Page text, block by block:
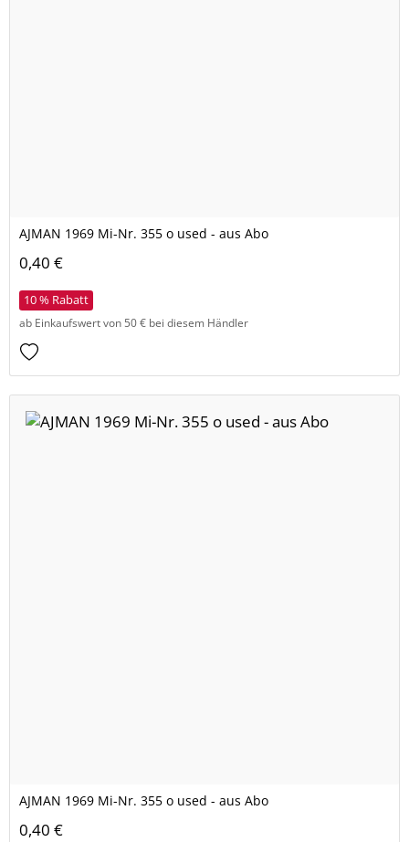
AJMAN 1969 Mi-Nr. 355 o used - aus Abo
0,40 €
10 % Rabatt
ab Einkaufswert von 50 € bei diesem Händler
AJMAN 1969 Mi-Nr. 355 o used - aus Abo
0,40 €